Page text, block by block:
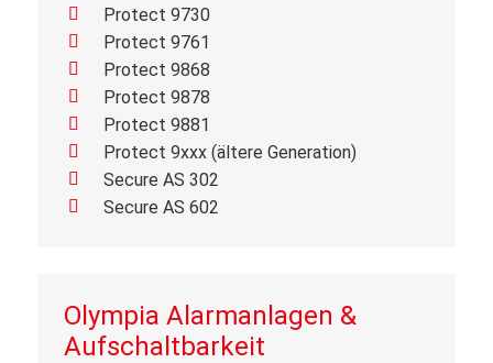
Protect 9730
Protect 9761
Protect 9868
Protect 9878
Protect 9881
Protect 9xxx (ältere Generation)
Secure AS 302
Secure AS 602
Olympia Alarmanlagen &
Aufschaltbarkeit